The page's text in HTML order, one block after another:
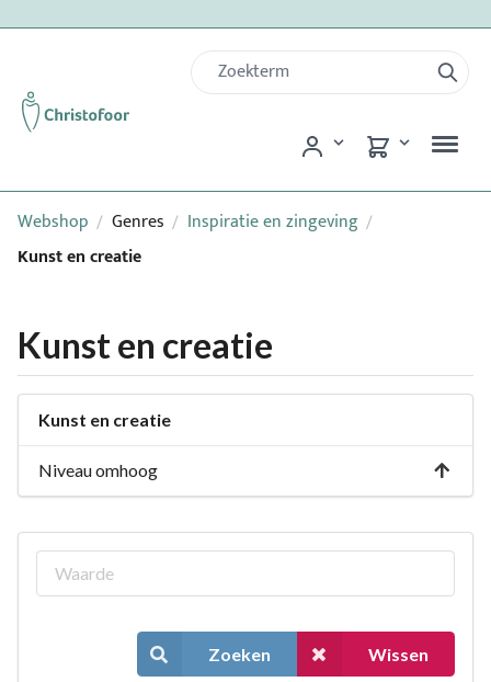
Webshop / Genres / Inspiratie en zingeving /
Kunst en creatie
Kunst en creatie
Kunst en creatie
Niveau omhoog
Zoeken Wissen